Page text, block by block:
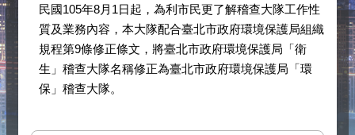
民國105年8月1日起，為利市民更了解稽查大隊工作性
質及業務內容，本大隊配合臺北市政府環境保護局組織
規程第9條修正條文，將臺北市政府環境保護局「衛
生」稽查大隊名稱修正為臺北市政府環境保護局「環
保」稽查大隊。